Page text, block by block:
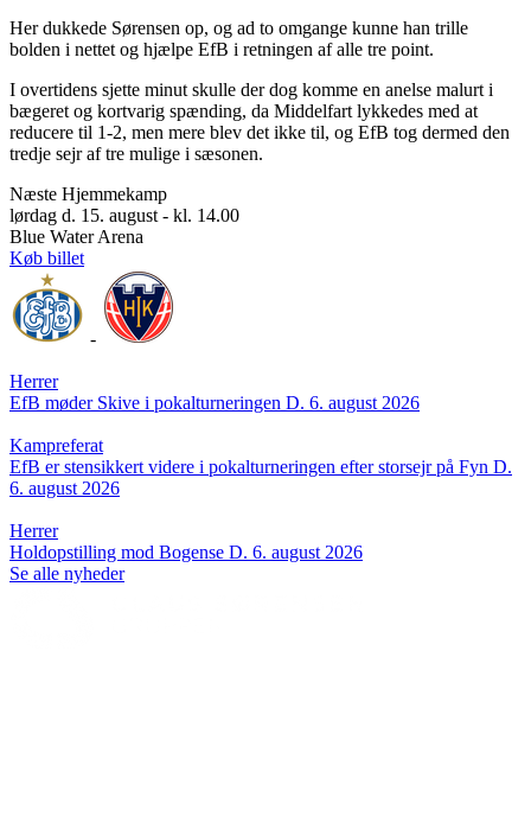
Her dukkede Sørensen op, og ad to omgange kunne han trille
bolden i nettet og hjælpe EfB i retningen af alle tre point.
I overtidens sjette minut skulle der dog komme en anelse malurt i
bægeret og kortvarig spænding, da Middelfart lykkedes med at
reducere til 1-2, men mere blev det ikke til, og EfB tog dermed den
tredje sejr af tre mulige i sæsonen.
Næste Hjemmekamp
lørdag d. 15. august - kl. 14.00
Blue Water Arena
Køb billet
-
Herrer
EfB møder Skive i pokalturneringen D. 6. august 2026
Kampreferat
EfB er stensikkert videre i pokalturneringen efter storsejr på Fyn D.
6. august 2026
Herrer
Holdopstilling mod Bogense D. 6. august 2026
Se alle nyheder